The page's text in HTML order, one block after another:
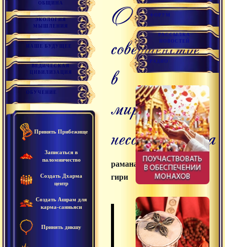
ОБЩИНА
ЭКОЛОГИЯ
МЫШЛЕНИЯ
НАШЕ БУДУЩЕЕ
ВЕДИЧЕСКАЯ
ЦИВИЛИЗАЦИЯ
ОБУЧЕНИЕ
Принять Прибежище
Записаться в
паломничество
Создать Дхарма
центр
Создать Ашрам для
карма-санньяси
Принять дикшу
о
совершенстве
в
мире
несовершенства
раманатха
гири
ФОРУМ
РАССЫЛКА
НОВОСТЕЙ
РАДИО